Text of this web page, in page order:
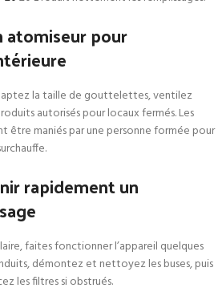
atomiseur pour
la taille de gouttelettes, ventilez
autorisés pour locaux fermés. Les
être maniés par une personne formée pour
rapidement un
faites fonctionner l’appareil quelques
démontez et nettoyez les buses, puis
les filtres si obstrués.